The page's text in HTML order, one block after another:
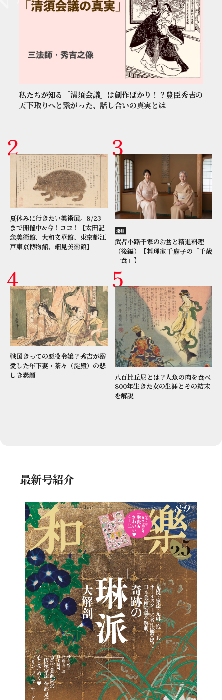
私たちが知る「清須会議」は創作ばかり！？豊臣秀吉の
天下取りへと繋がった、話し合いの真実とは
夏休みに行きたい美術展。8/23
まで開催中&今！ココ！【太田記
念美術館、大和文華館、東京都江
戸東京博物館、細見美術館】
連載
武者小路千家のお盆と精進料理
（後編）【料理家 千麻子の「千歳
一食」】
戦国きっての悪役令嬢？秀吉が溺
愛した年下妻・茶々（淀殿）の悲
しき素顔
八百比丘尼とは？人魚の肉を食べ
800年生きた女の生涯とその結末
を解説
最新号紹介